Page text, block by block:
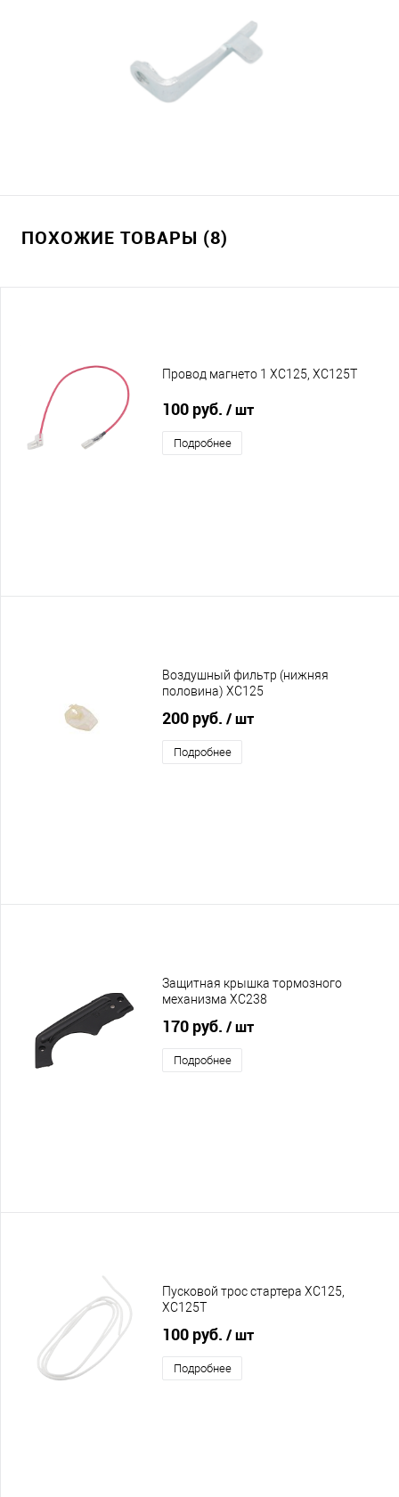
ПОХОЖИЕ ТОВАРЫ (8)
Провод магнето 1 XC125, XC125T
100 руб. / шт
Подробнее
Воздушный фильтр (нижняя
половина) XC125
200 руб. / шт
Подробнее
Защитная крышка тормозного
механизма XC238
170 руб. / шт
Подробнее
Пусковой трос стартера XC125,
XC125T
100 руб. / шт
Подробнее